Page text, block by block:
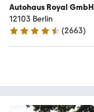
Autohaus Royal GmbH
12103 Berlin
4.6 Sterne
(2663)